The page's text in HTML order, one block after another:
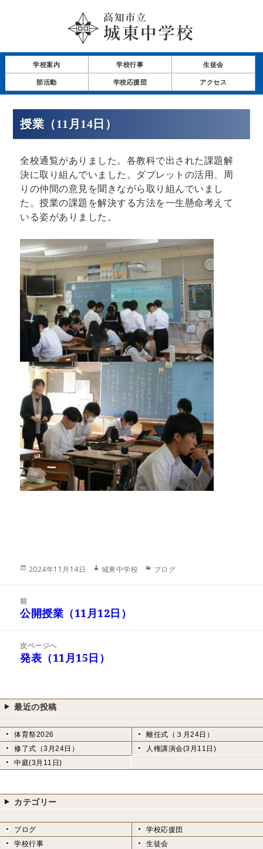
学校案内 学校行事 生徒会
部活動 学校応援団 アクセス
授業（11月14日）
全校通覧がありました。各教科で出された課題解
決に取り組んでいました。ダブレットの活用、周
りの仲間の意見を聞きながら取り組んでいまし
た。授業の課題を解決する方法を一生懸命考えて
いる姿がありました。
投
2024年11月14日
作
城東中学校
カ
ブログ
ン
前
前
投
稿:
公開授業（11月12日）
次ページへ
次
稿:
発表（11月15日）
最近の投稿
体育祭2026
離任式（３月24日）
修了式（3月24日）
人権講演会(3月11日)
中庭(3月11日)
カテゴリー
ブログ
学校応援団
学校行事
生徒会